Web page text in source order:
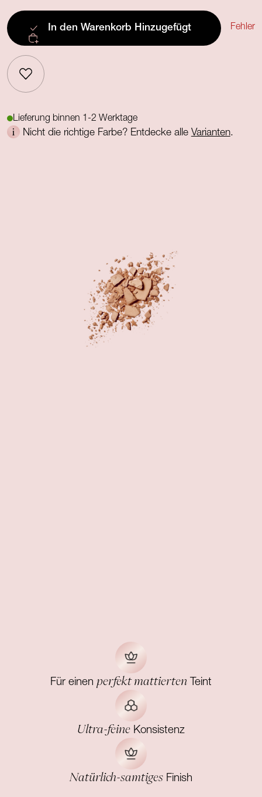
In den Warenkorb Hinzugefügt Fehler
Lieferung binnen 1-2 Werktage
Nicht die richtige Farbe? Entdecke alle Varianten.
Für einen perfekt mattierten Teint
Ultra-feine Konsistenz
Natürlich-samtiges Finish